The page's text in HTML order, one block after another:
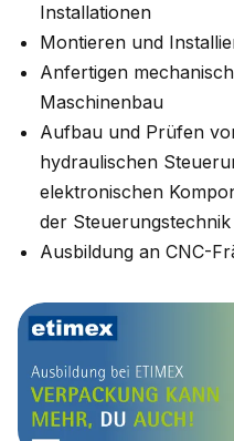
Installationen
Montieren und
Anfertigen
Maschinenbau
Aufbau und Prüfen
hydraulischen
elektronischen
der Steuerungstechnik
Ausbildung an CNC-